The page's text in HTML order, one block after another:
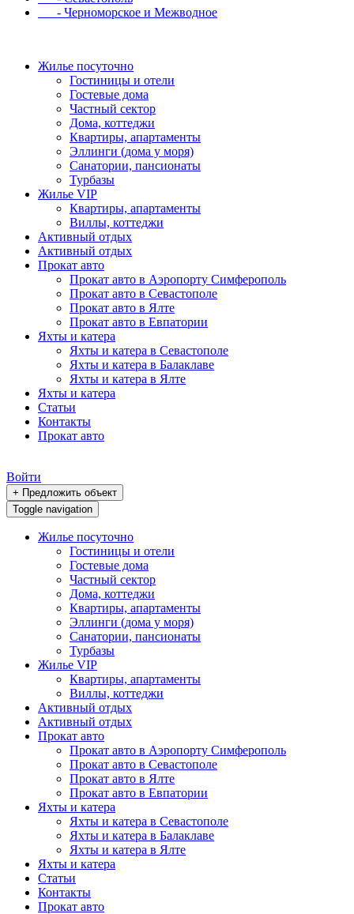
- Черноморское и Межводное
Жилье посуточно
Гостиницы и отели
Гостевые дома
Частный сектор
Дома, коттеджи
Квартиры, апартаменты
Эллинги (дома у моря)
Санатории, пансионаты
Турбазы
Жилье VIP
Квартиры, апартаменты
Виллы, коттеджи
Активный отдых
Активный отдых
Прокат авто
Прокат авто в Аэропорту Симферополь
Прокат авто в Севастополе
Прокат авто в Ялте
Прокат авто в Евпатории
Яхты и катера
Яхты и катера в Севастополе
Яхты и катера в Балаклаве
Яхты и катера в Ялте
Яхты и катера
Статьи
Контакты
Прокат авто
Войти
+ Предложить объект
Toggle navigation
Жилье посуточно
Гостиницы и отели
Гостевые дома
Частный сектор
Дома, коттеджи
Квартиры, апартаменты
Эллинги (дома у моря)
Санатории, пансионаты
Турбазы
Жилье VIP
Квартиры, апартаменты
Виллы, коттеджи
Активный отдых
Активный отдых
Прокат авто
Прокат авто в Аэропорту Симферополь
Прокат авто в Севастополе
Прокат авто в Ялте
Прокат авто в Евпатории
Яхты и катера
Яхты и катера в Севастополе
Яхты и катера в Балаклаве
Яхты и катера в Ялте
Яхты и катера
Статьи
Контакты
Прокат авто